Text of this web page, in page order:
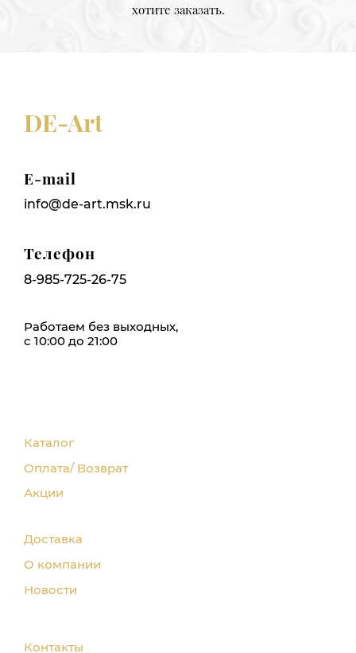
хотите заказать.
DE-Art
E-mail
info@de-art.msk.ru
Телефон
8-985-725-26-75
Работаем без выходных,
с 10:00 до 21:00
Каталог
Оплата/ Возврат
Акции
Доставка
О компании
Новости
Контакты